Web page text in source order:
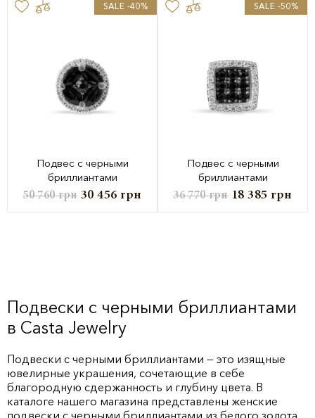
SALE -40%
Подвес с черными
бриллиантами
50 760грн 30 456 грн
SALE -50%
Подвес с черными
бриллиантами
36 770грн 18 385 грн
Подвески с черными бриллиантами
в Casta Jewelry
Подвески с черными бриллиантами — это изящные
ювелирные украшения, сочетающие в себе
благородную сдержанность и глубину цвета. В
каталоге нашего магазина представлены женские
подвески с черными бриллиантами из белого золота.